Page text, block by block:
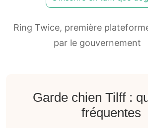
Ring Twice, première
par le gouvernement
Garde chien Tilff :
fréquentes